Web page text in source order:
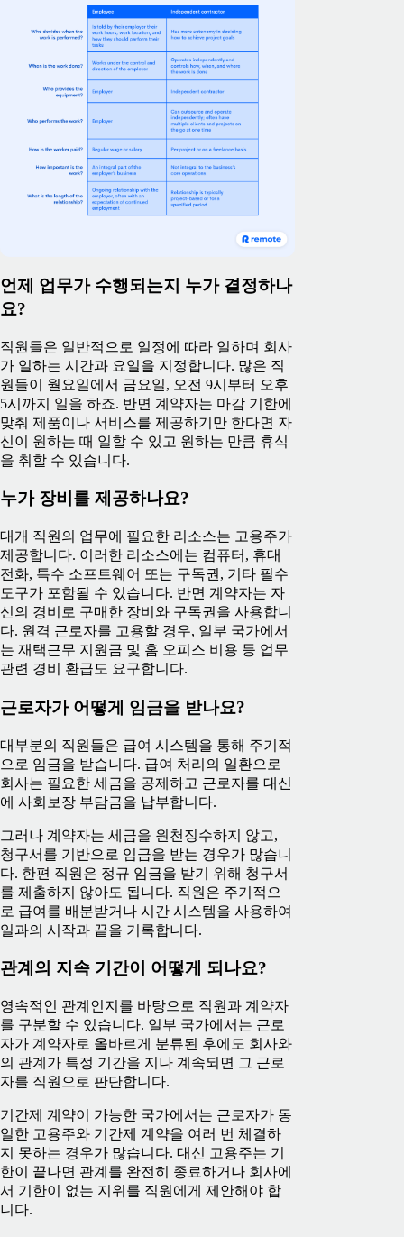
언제 업무가 수행되는지 누가 결정하나
요?
직원들은 일반적으로 일정에 따라 일하며 회사
가 일하는 시간과 요일을 지정합니다. 많은 직
원들이 월요일에서 금요일, 오전 9시부터 오후
5시까지 일을 하죠. 반면 계약자는 마감 기한에
맞춰 제품이나 서비스를 제공하기만 한다면 자
신이 원하는 때 일할 수 있고 원하는 만큼 휴식
을 취할 수 있습니다.
누가 장비를 제공하나요?
대개 직원의 업무에 필요한 리소스는 고용주가
제공합니다. 이러한 리소스에는 컴퓨터, 휴대
전화, 특수 소프트웨어 또는 구독권, 기타 필수
도구가 포함될 수 있습니다. 반면 계약자는 자
신의 경비로 구매한 장비와 구독권을 사용합니
다. 원격 근로자를 고용할 경우, 일부 국가에서
는 재택근무 지원금 및 홈 오피스 비용 등 업무
관련 경비 환급도 요구합니다.
근로자가 어떻게 임금을 받나요?
대부분의 직원들은 급여 시스템을 통해 주기적
으로 임금을 받습니다. 급여 처리의 일환으로
회사는 필요한 세금을 공제하고 근로자를 대신
에 사회보장 부담금을 납부합니다.
그러나 계약자는 세금을 원천징수하지 않고,
청구서를 기반으로 임금을 받는 경우가 많습니
다. 한편 직원은 정규 임금을 받기 위해 청구서
를 제출하지 않아도 됩니다. 직원은 주기적으
로 급여를 배분받거나 시간 시스템을 사용하여
일과의 시작과 끝을 기록합니다.
관계의 지속 기간이 어떻게 되나요?
영속적인 관계인지를 바탕으로 직원과 계약자
를 구분할 수 있습니다. 일부 국가에서는 근로
자가 계약자로 올바르게 분류된 후에도 회사와
의 관계가 특정 기간을 지나 계속되면 그 근로
자를 직원으로 판단합니다.
기간제 계약이 가능한 국가에서는 근로자가 동
일한 고용주와 기간제 계약을 여러 번 체결하
지 못하는 경우가 많습니다. 대신 고용주는 기
한이 끝나면 관계를 완전히 종료하거나 회사에
서 기한이 없는 지위를 직원에게 제안해야 합
니다.